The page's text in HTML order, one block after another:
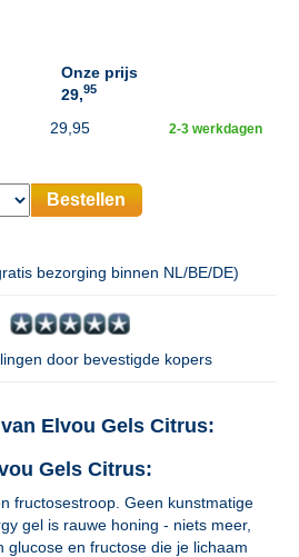
Onze prijs
29,95
29,95 2-3 werkdagen
Bestellen
bezorging binnen NL/BE/DE)
door bevestigde kopers
Elvou Gels Citrus:
Gels Citrus:
fructosestroop. Geen kunstmatige
gel is rauwe honing - niets meer,
glucose en fructose die je lichaam